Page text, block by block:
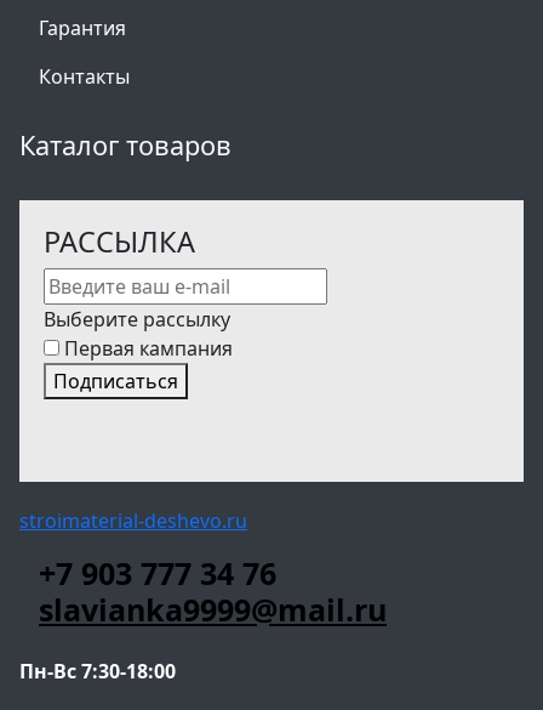
Гарантия
Контакты
Каталог товаров
РАССЫЛКА
Выберите рассылку
Первая кампания
Подписаться
stroimaterial-deshevo.ru
+7 903 777 34 76
slavianka9999@mail.ru
Пн-Вс 7:30-18:00